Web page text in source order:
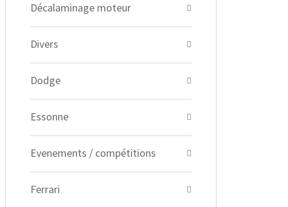
Décalaminage moteur
Divers
Dodge
Essonne
Evenements / compétitions
Ferrari